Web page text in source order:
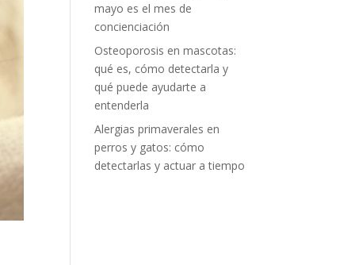
mayo es el mes de
concienciación
Osteoporosis en mascotas:
qué es, cómo detectarla y
qué puede ayudarte a
entenderla
Alergias primaverales en
perros y gatos: cómo
detectarlas y actuar a tiempo